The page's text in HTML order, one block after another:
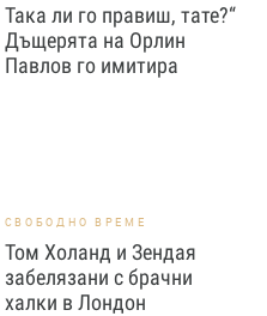
Така ли го правиш, тате?“
Дъщерята на Орлин
Павлов го имитира
СВОБОДНО ВРЕМЕ
Том Холанд и Зендая
забелязани с брачни
халки в Лондон